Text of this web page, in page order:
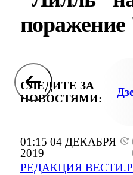
01:15 04 ДЕКАБРЯ
2019
РЕДАКЦИЯ
СЛЕДИТЕ ЗА
НОВОСТЯМИ: